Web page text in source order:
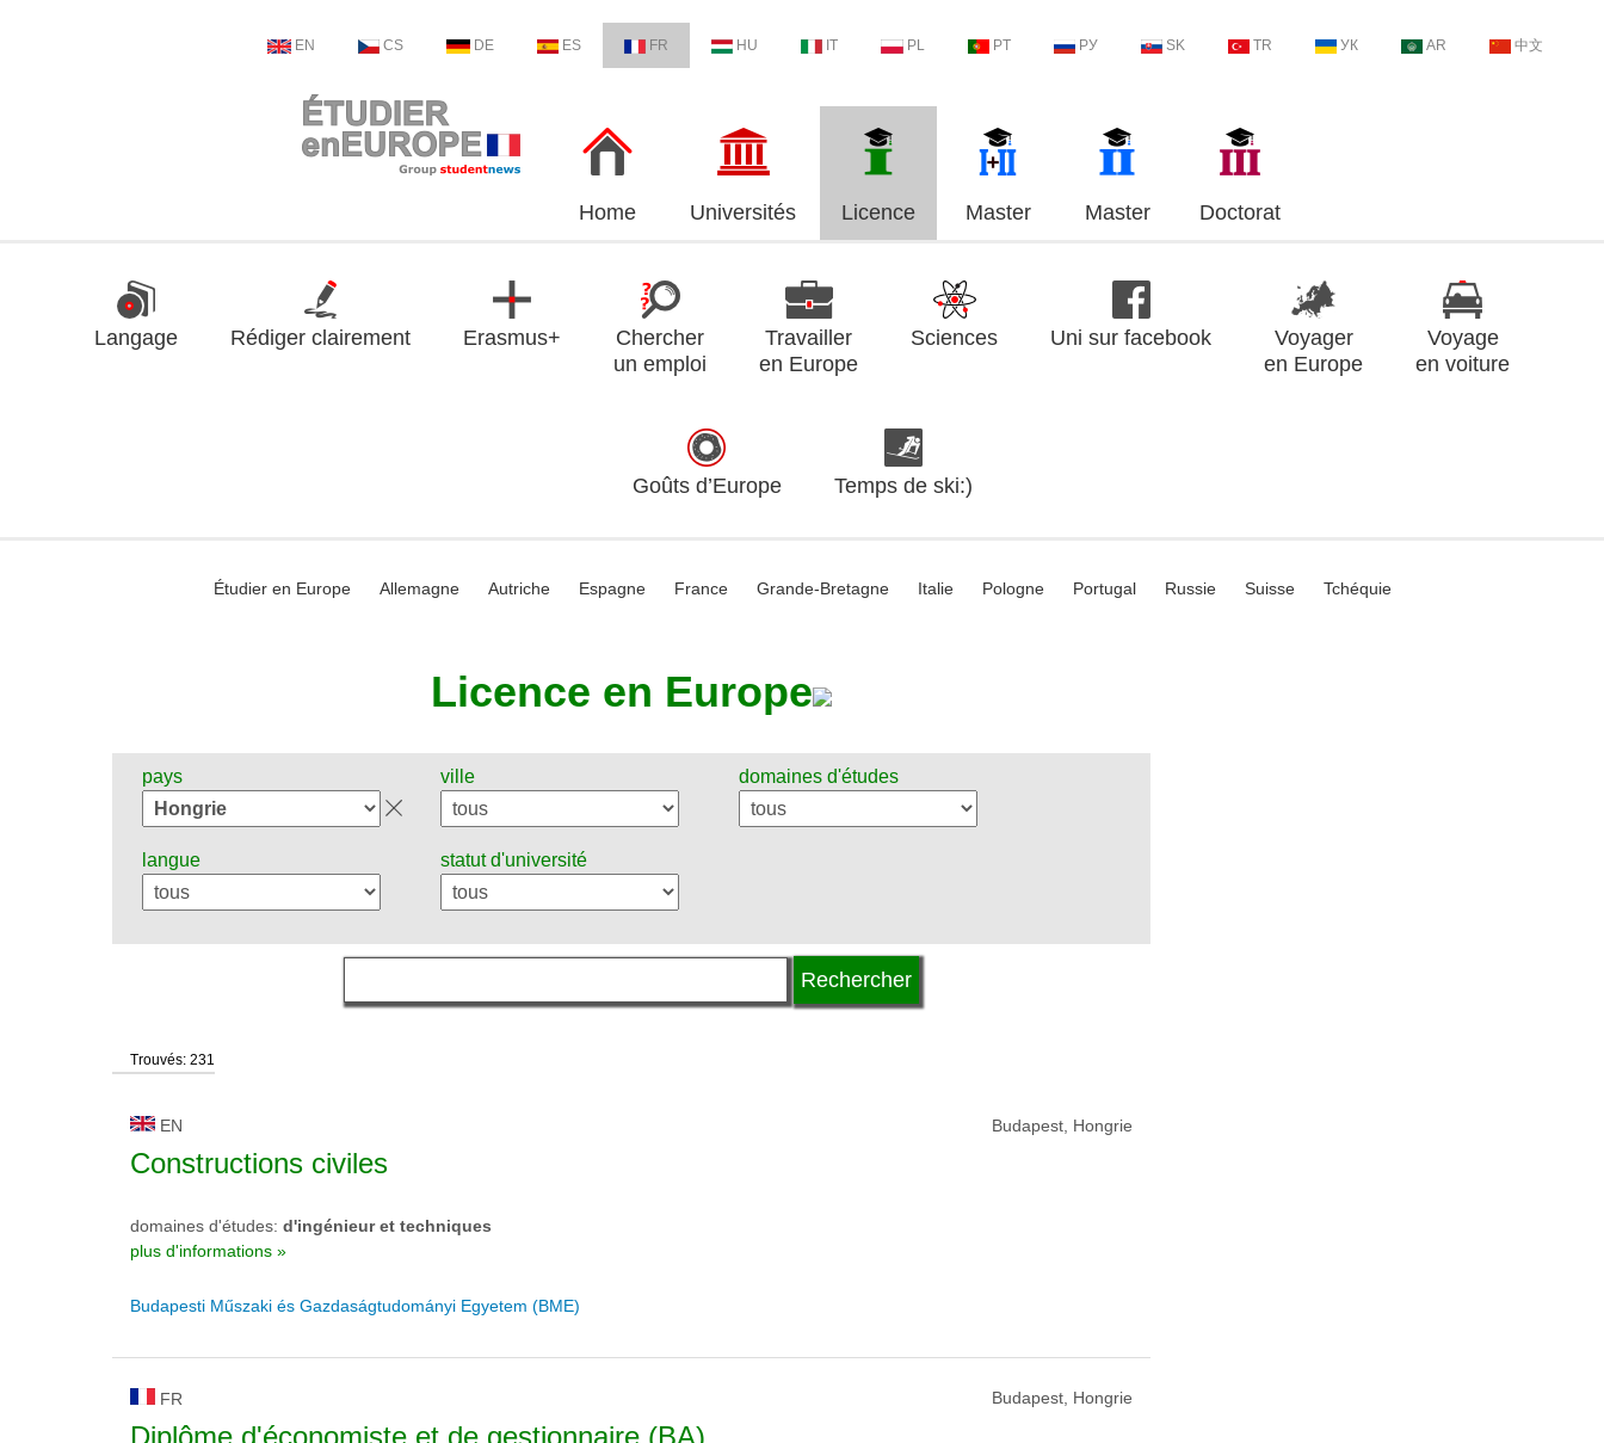
EN CS DE ES FR HU IT PL PT РУ SK TR УК AR 中文
Home Universités Licence Master Master Doctorat
Langage Rédiger clairement Erasmus+
Chercher
un emploi
Travailler
en Europe
Sciences Uni sur facebook
Voyager
en Europe
Voyage
en voiture
Goûts d’Europe Temps de ski:)
Étudier en Europe Allemagne Autriche Espagne France Grande-Bretagne Italie Pologne Portugal Russie Suisse Tchéquie
Licence en Europe
pays ville domaines d'études
langue statut d'université
Trouvés: 231
EN Budapest, Hongrie
Constructions civiles
domaines d'études: d'ingénieur et techniques
plus d'informations »
Budapesti Műszaki és Gazdaságtudományi Egyetem (BME)
FR Budapest, Hongrie
Diplôme d'économiste et de gestionnaire (BA)